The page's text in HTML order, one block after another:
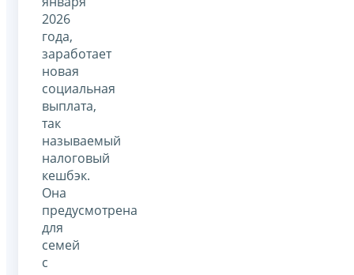
2026
года,
заработает
новая
социальная
выплата,
так
называемый
налоговый
кешбэк.
Она
предусмотрена
для
семей
с